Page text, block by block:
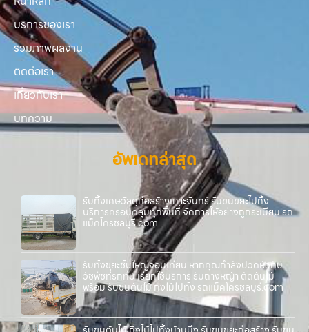
บริการของเรา
รวมภาพผลงาน
ติดต่อเรา
เกี่ยวกับเรา
บทความ
อัพเดทล่าสุด
รับทิ้งเศษวัสดุก่อสร้างเกาะจันทร์ รับขนขยะไปทิ้ง
บริการครอบคลุมทุกพื้นที่ จัดการให้อย่างถูกระเบียบ รถ
แม็คโครชลบุรี.com
รับทิ้งขยะชิ้นใหญ่จอมเทียน หากคุณกำลังปวดหัวกับ
วัชพืชที่รกทึบ เรียกใช้บริการ รับถางหญ้า ตัดต้นไม้
พร้อม รับขนต้นไม้ กิ่งไม้ไปทิ้ง รถแม็คโครชลบุรี.com